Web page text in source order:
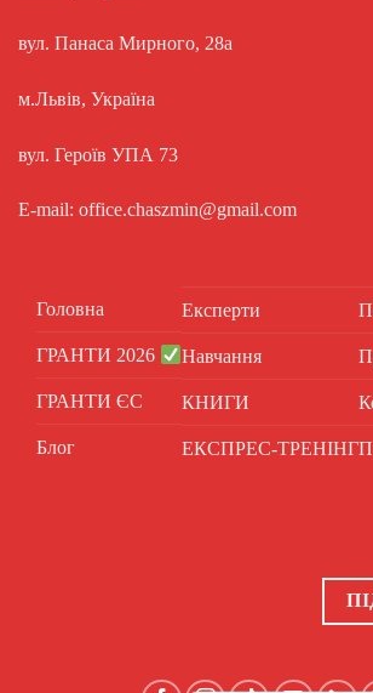
вул. Панаса Мирного, 28а
м.Львів, Україна
вул. Героїв УПА 73
E-mail: office.chaszmin@gmail.com
Головна
ГРАНТИ 2026
ГРАНТИ ЄС
Блог
Експерти
Навчання
КНИГИ
ЕКСПРЕС-ТРЕНІНГ